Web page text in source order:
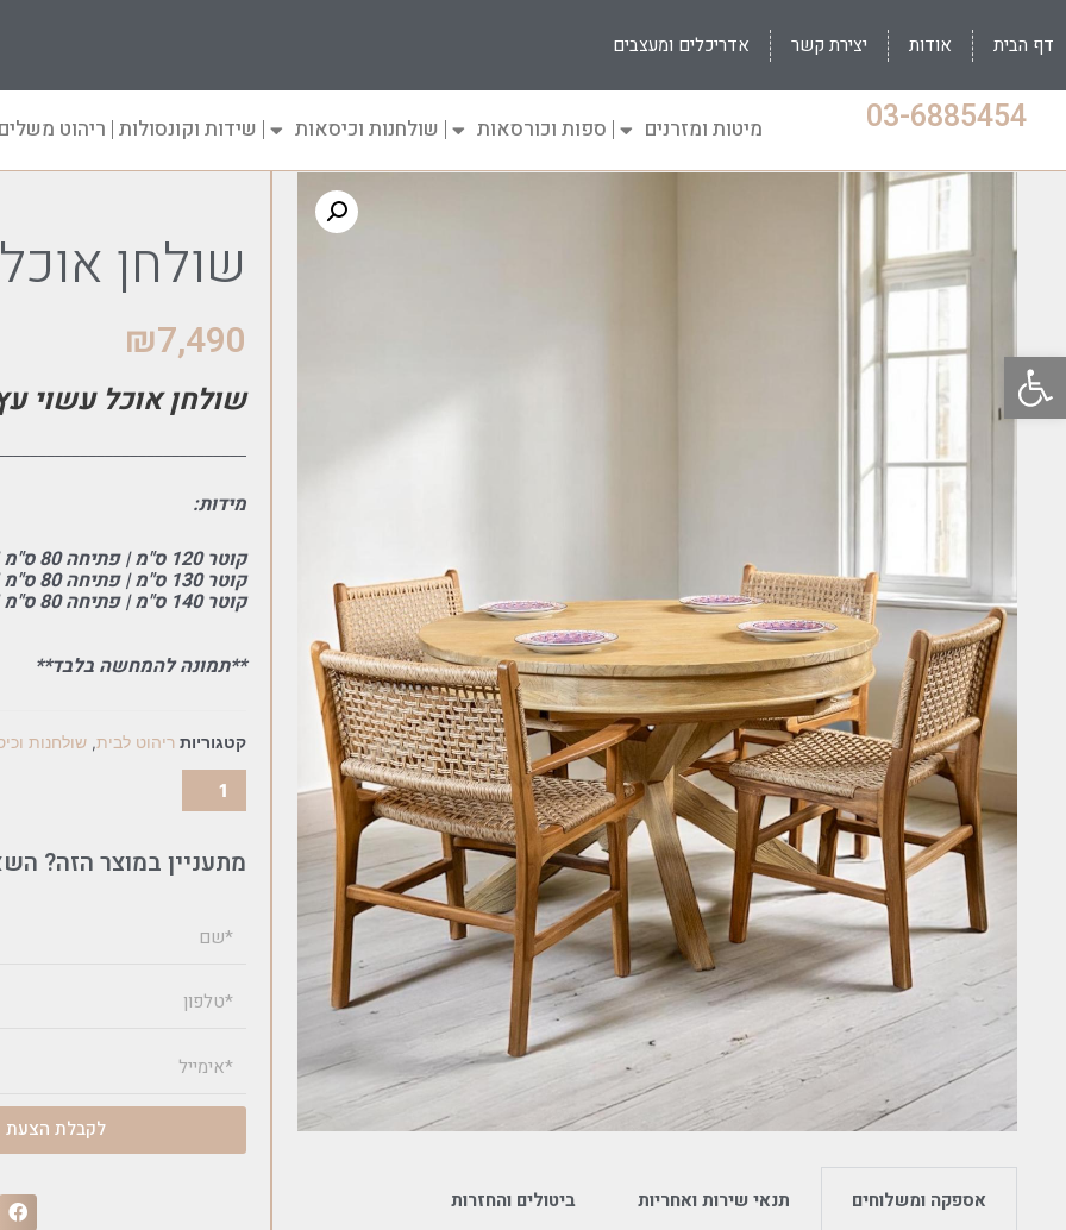
פתח סרגל נגישות
דף הבית אודות יצירת קשר אדריכלים ומעצבים
03-6885454 מיטות ומזרנים ספות וכורסאות שולחנות וכיסאות שידות וקונסולות ריהוט
אספקה ומשלוחים תנאי שירות ואחריות ביטולים והחזרות
שולחן
₪7,490
שולחן אוכל עשוי
מידות:
קוטר 120 ס"מ | פתיחה 80 ס"מ | סה"כ אורך 200 ס"מ
קוטר 130 ס"מ | פתיחה 80 ס"מ | סה"כ אורך 210 ס"מ
קוטר 140 ס"מ | פתיחה 80 ס"מ | סה"כ אורך 220 ס"מ
**תמונה להמחשה בלבד**
קטגוריות ריהוט לבית, שולחנות
מתעניין במוצר הזה?
לקבלת הצעת